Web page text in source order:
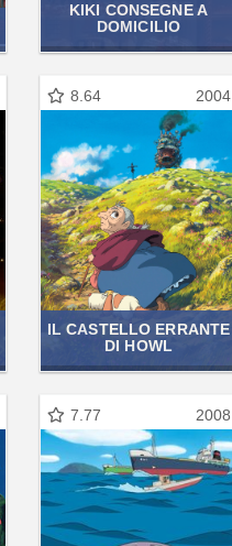
KIKI CONSEGNE A
DOMICILIO
8.64 2004
IL CASTELLO ERRANTE
DI HOWL
7.77 2008